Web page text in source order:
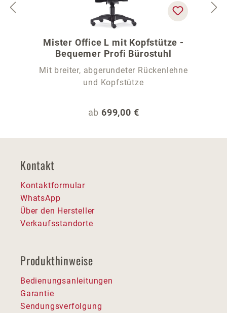
Mister Office L mit Kopfstütze -
Bequemer Profi Bürostuhl
Mit breiter, abgerundeter Rückenlehne
und Kopfstütze
Regulärer Preis:
ab 699,00 €
Kontakt
Kontaktformular
WhatsApp
Über den Hersteller
Verkaufsstandorte
Produkthinweise
Bedienungsanleitungen
Garantie
Sendungsverfolgung